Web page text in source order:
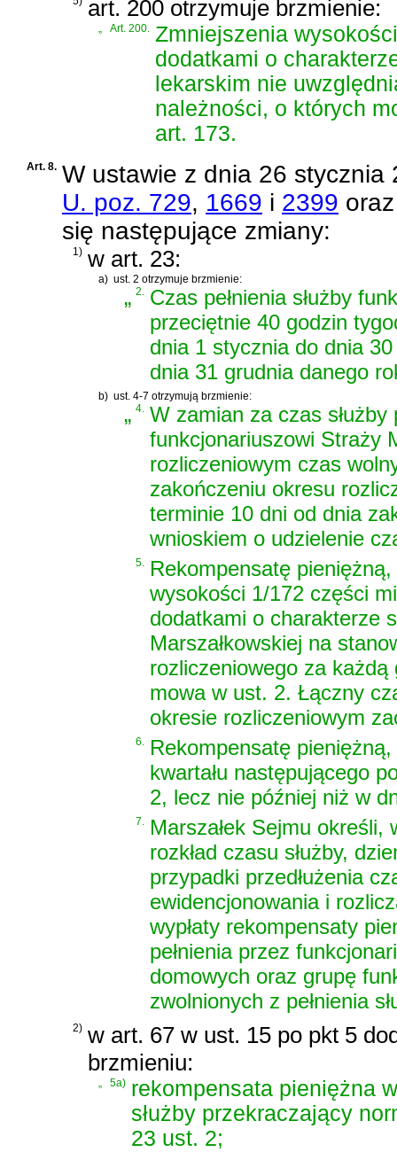
art. 200 otrzymuje brzmienie:
„ Art. 200. Zmniejszenia
dodatkami o
lekarskim nie
należności, o których
art. 173.
Art. 8. W ustawie z dnia 26 stycznia
U. poz. 729, 1669 i 2399
się następujące zmiany:
1) w art. 23:
a) ust. 2 otrzymuje brzmienie:
„2.
Czas pełnienia służby
przeciętnie 40 godzin
dnia 1 stycznia do dnia
dnia 31 grudnia danego
b) ust. 4-7 otrzymują brzmienie:
„4.
W zamian za czas
funkcjonariuszowi Straży
rozliczeniowym czas
zakończeniu okresu
terminie 10 dni od dnia
wnioskiem o udzielenie
5.
Rekompensatę
wysokości 1/172 części
dodatkami o charakterze
Marszałkowskiej na
rozliczeniowego za każdą
mowa w ust. 2. Łączny
okresie rozliczeniowym
6.
Rekompensatę
kwartału następującego
2, lecz nie później niż w
7.
Marszałek Sejmu
rozkład czasu służby,
przypadki przedłużenia
ewidencjonowania i
wypłaty rekompensaty
pełnienia przez
domowych oraz grupę
zwolnionych z pełnienia
2) w art. 67 w ust. 15 po pkt 5
brzmieniu:
„ 5a) rekompensata pieniężna
służby przekraczający
23 ust. 2;